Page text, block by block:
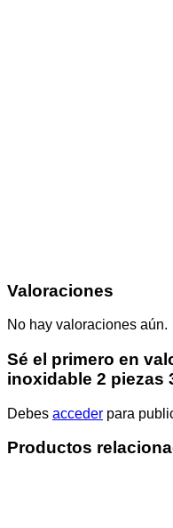
Valoraciones
No hay valoraciones aún.
Sé el primero en
inoxidable 2 piezas
Debes acceder para
Productos